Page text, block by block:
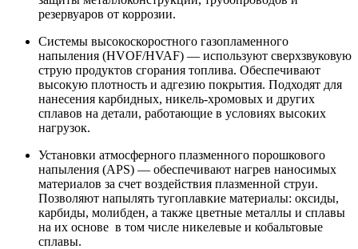
резервуаров от коррозии.
Системы высокоскоростного газопламенного
напыления (HVOF/HVAF) — используют сверхзвуковую
струю продуктов сгорания топлива. Обеспечивают
высокую плотность и адгезию покрытия. Подходят для
нанесения карбидных, никель-хромовых и других
сплавов на детали, работающие в условиях высоких
нагрузок.
Установки атмосферного плазменного порошкового
напыления (APS) — обеспечивают нагрев наносимых
материалов за счет воздействия плазменной струи.
Позволяют напылять тугоплавкие материалы: оксиды,
карбиды, молибден, а также цветные металлы и сплавы
на их основе в том числе никелевые и кобальтовые
сплавы.